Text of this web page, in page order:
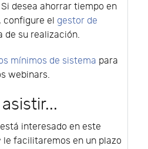
desea ahorrar tiempo en
configure el gestor de
de su realización.
mínimos de sistema para
webinars.
interesado en este
facilitaremos en un plazo